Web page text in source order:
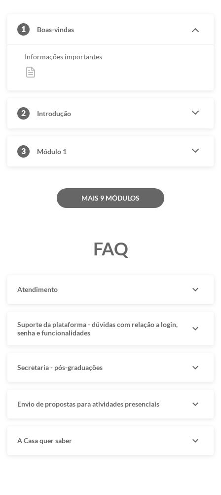
1 Boas-vindas
Informações importantes
2 Introdução
3 Módulo 1
MAIS 9 MÓDULOS
FAQ
Atendimento expand_more
Suporte da plataforma - dúvidas com relação a login,
senha e funcionalidades
expand_more
Secretaria - pós-graduações expand_more
Envio de propostas para atividades presenciais expand_more
A Casa quer saber expand_more